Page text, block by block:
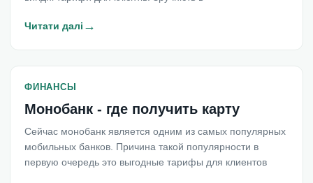
Читати далі →
ФИНАНСЫ
Монобанк - где получить карту
Сейчас монобанк является одним из самых популярных
мобильных банков. Причина такой популярности в
первую очередь это выгодные тарифы для клиентов